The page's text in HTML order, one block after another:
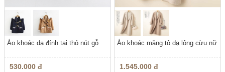
Áo khoác dạ đính tai thỏ nút gỗ
530.000 đ
Áo khoác măng tô dạ lông cừu nữ
1.545.000 đ